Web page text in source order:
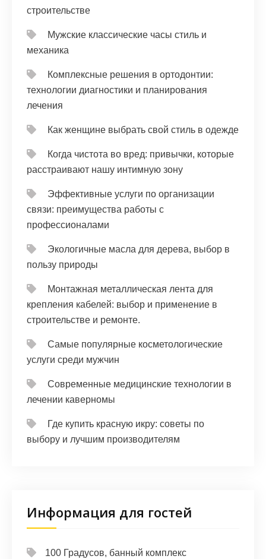
строительстве
Мужские классические часы стиль и
механика
Комплексные решения в ортодонтии:
технологии диагностики и планирования
лечения
Как женщине выбрать свой стиль в одежде
Когда чистота во вред: привычки, которые
расстраивают нашу интимную зону
Эффективные услуги по организации
связи: преимущества работы с
профессионалами
Экологичные масла для дерева, выбор в
пользу природы
Монтажная металлическая лента для
крепления кабелей: выбор и применение в
строительстве и ремонте.
Самые популярные косметологические
услуги среди мужчин
Современные медицинские технологии в
лечении каверномы
Где купить красную икру: советы по
выбору и лучшим производителям
Информация для гостей
100 Градусов, банный комплекс